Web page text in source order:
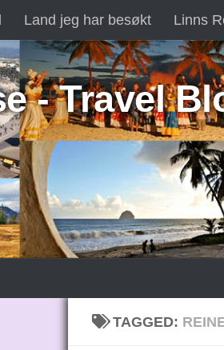
Land jeg har besøkt Linns
- Travel
TAGGED: